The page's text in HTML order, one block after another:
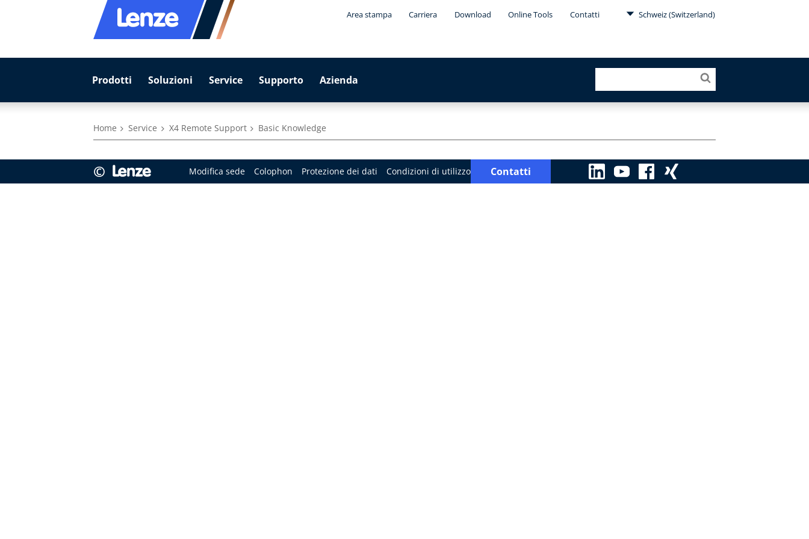
Area stampa Carriera Download Online Tools Contatti Schweiz (Switzerland)
Prodotti Soluzioni Service Supporto Azienda
Home Service X4 Remote Support Basic Knowledge
© Modifica sede Colophon Protezione dei dati Condizioni di utilizzo Contatti